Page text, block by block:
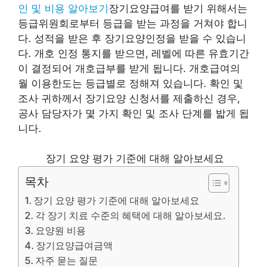
인 및 비용 알아보기장기요양급여를 받기 위해서는
등급위원회로부터 등급을 받는 과정을 거쳐야 합니
다. 성적을 받은 후 장기요양인정을 받을 수 있습니
다. 개호 인정 통지를 받으면, 레벨에 따른 유효기간
이 결정되어 개호급부를 받게 됩니다. 개호급여의
월 이용한도는 등급별로 정해져 있습니다. 확인 및
조사 귀하께서 장기요양 신청서를 제출하신 경우,
공사 담당자가 몇 가지 확인 및 조사 단계를 밟게 됩
니다.
장기 요양 평가 기준에 대해 알아보세요
목차
장기 요양 평가 기준에 대해 알아보세요
각 장기 치료 수준의 혜택에 대해 알아보세요.
요양원 비용
장기요양급여금액
자주 묻는 질문